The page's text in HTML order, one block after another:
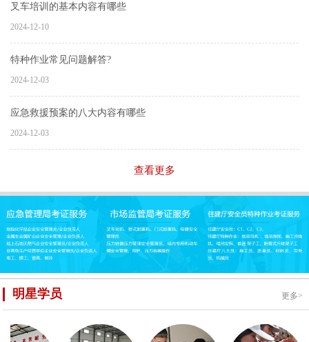
叉车培训的基本内容有哪些
2024-12-10
特种作业常见问题解答?
2024-12-03
应急救援预案的八大内容有哪些
2024-12-03
查看更多
明星学员 更多>